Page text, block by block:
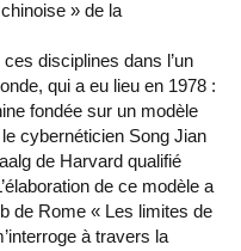
» de la
disciplines dans l’un
qui a eu lieu en 1978 :
fondée sur un modèle
cybernéticien Song Jian
de Harvard qualifié
de ce modèle a
de Rome « Les limites de
à travers la